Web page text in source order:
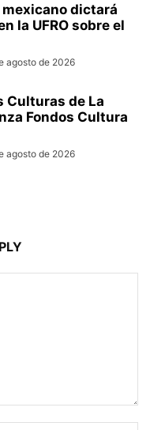
dictará
la UFRO sobre el
agosto de 2026
Culturas de La
Fondos Cultura
agosto de 2026